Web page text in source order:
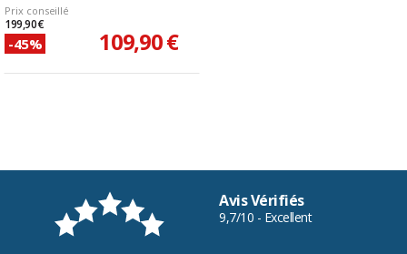
Prix conseillé
199,90 €
-45% 109,90 €
Avis Vérifiés
9,7/10 - Excellent